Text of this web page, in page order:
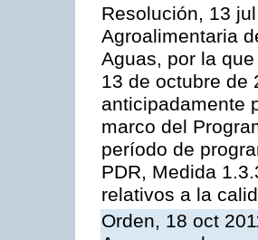
Resolución, 13
Agroalimentaria
Aguas, por la
13 de octubre de
anticipadamente
marco del
período de
PDR, Medida
relativos a la
Orden, 18 oct